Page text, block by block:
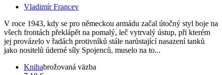
Vladimír Francev
V roce 1943, kdy se pro německou armádu začal útočný styl boje na
všech frontách překlápět na pomalý, leč vytrvalý ústup, při kterém
jej provázelo v řadách protivníků stále narůstající nasazení tanků
jako nositelů úderné síly Spojenců, muselo na to...
Knihabrožovaná väzba